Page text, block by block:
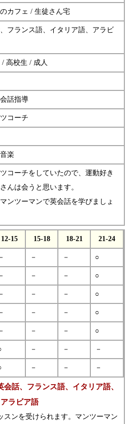
のカフェ / 生徒さん宅
フランス語、イタリア語、アラビ
/ 高校生 / 成人
話指導
コーチ
楽
コーチをしていたので、運動好き
んは会うと思います。
ンツーマンで英会話を学びましょ
12-15 15-18 18-21 21-24
－ － － ○
－ － － ○
－ － － ○
－ － － ○
－ － － ○
－ － －
－ － －
会話、フランス語、イタリア語、
アラビア語
スンを受けられます。マンツーマン